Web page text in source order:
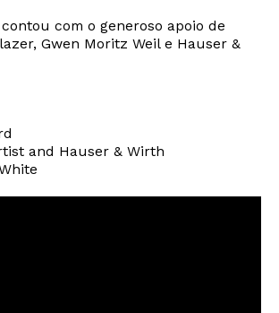
com o generoso apoio de
Gwen Moritz Weil e Hauser &
and Hauser & Wirth